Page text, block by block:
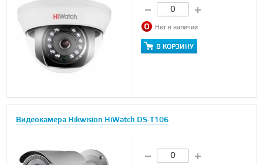
Нет в наличии
В КОРЗИНУ
Видеокамера Hikwision HiWatch DS-T106